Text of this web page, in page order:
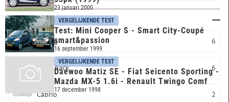
Carrosserie
Overig 6
Hatchback 6
Cabrio 2
23 januari 2000
VERGELIJKENDE TEST
Test: Mini Cooper S - Smart City-Coupé
smart&passion
16 september 1999
VERGELIJKENDE TEST
Daewoo Matiz SE - Fiat Seicento Sporting -
Mazda MX-5 1.6i - Renault Twingo Comf
17 december 1998